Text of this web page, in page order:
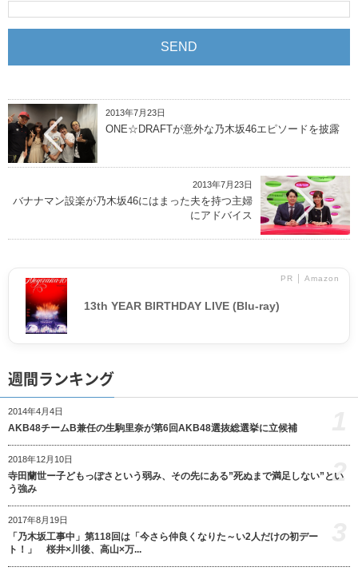
2013年7月23日
ONE☆DRAFTが意外な乃木坂46エピソードを披露
2013年7月23日
バナナマン設楽が乃木坂46にはまった夫を持つ主婦
にアドバイス
PR │ Amazon
13th YEAR BIRTHDAY LIVE (Blu-ray)
週間ランキング
2014年4月4日
AKB48チームB兼任の生駒里奈が第6回AKB48選抜総選挙に立候補
2018年12月10日
寺田蘭世ー子どもっぽさという弱み、その先にある”死ぬまで満足しない”とい
う強み
2
2017年8月19日
「乃木坂工事中」第118回は「今さら仲良くなりた～い2人だけの初デー
ト！」 桜井×川後、高山×万...